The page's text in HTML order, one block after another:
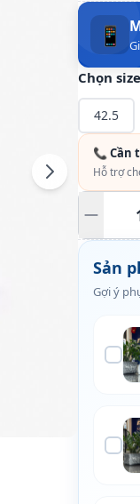
📱
Chọn size
42.5
📞 Cần
Hỗ trợ
Sản
Gợi ý